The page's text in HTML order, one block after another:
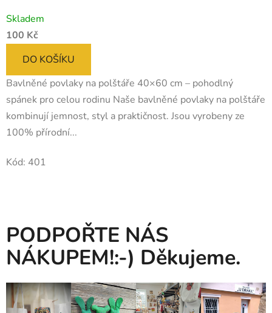
Skladem
100 Kč
DO KOŠÍKU
Bavlněné povlaky na polštáře 40×60 cm – pohodlný
spánek pro celou rodinu Naše bavlněné povlaky na polštáře
kombinují jemnost, styl a praktičnost. Jsou vyrobeny ze
100% přírodní...
Kód: 401
PODPOŘTE NÁS
NÁKUPEM!:-) Děkujeme.